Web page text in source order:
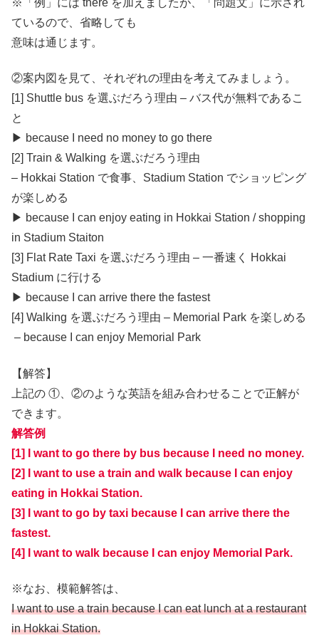
※「例」には there を加えましたが、「問題文」に示され
ているので、省略しても
意味は通じます。
②案内図を見て、それぞれの理由を考えてみましょう。
[1] Shuttle bus を選ぶだろう理由 – バス代が無料であるこ
と
▶︎ because I need no money to go there
[2] Train & Walking を選ぶだろう理由
– Hokkai Station で食事、Stadium Station でショッピング
が楽しめる
▶︎ because I can enjoy eating in Hokkai Station / shopping
in Stadium Staiton
[3] Flat Rate Taxi を選ぶだろう理由 – 一番速く Hokkai
Stadium に行ける
▶︎ because I can arrive there the fastest
[4] Walking を選ぶだろう理由 – Memorial Park を楽しめる
– because I can enjoy Memorial Park
【解答】
上記の ①、②のような英語を組み合わせることで正解が
できます。
解答例
[1] I want to go there by bus because I need no money.
[2] I want to use a train and walk because I can enjoy
eating in Hokkai Station.
[3] I want to go by taxi because I can arrive there the
fastest.
[4] I want to walk because I can enjoy Memorial Park.
※なお、模範解答は、
I want to use a train because I can eat lunch at a restaurant
in Hokkai Station.